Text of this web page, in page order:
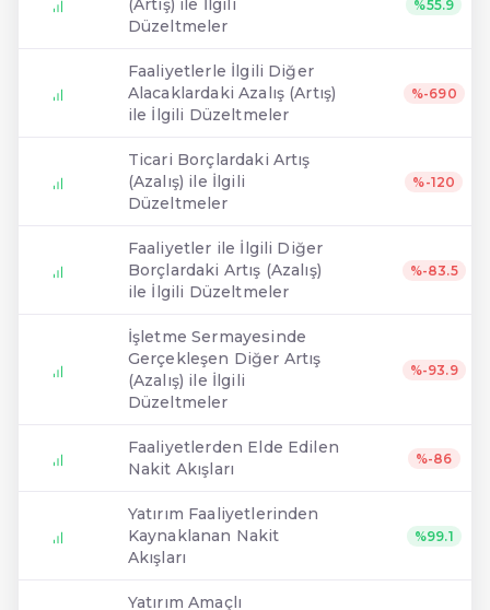
(Artış) ile İlgili
Düzeltmeler
%55.9
Faaliyetlerle İlgili Diğer
Alacaklardaki Azalış (Artış)
ile İlgili Düzeltmeler
%-690
Ticari Borçlardaki Artış
(Azalış) ile İlgili
Düzeltmeler
%-120
Faaliyetler ile İlgili Diğer
Borçlardaki Artış (Azalış)
ile İlgili Düzeltmeler
%-83.5
İşletme Sermayesinde
Gerçekleşen Diğer Artış
(Azalış) ile İlgili
Düzeltmeler
%-93.9
Faaliyetlerden Elde Edilen
Nakit Akışları
%-86
Yatırım Faaliyetlerinden
Kaynaklanan Nakit
Akışları
%99.1
Yatırım Amaçlı